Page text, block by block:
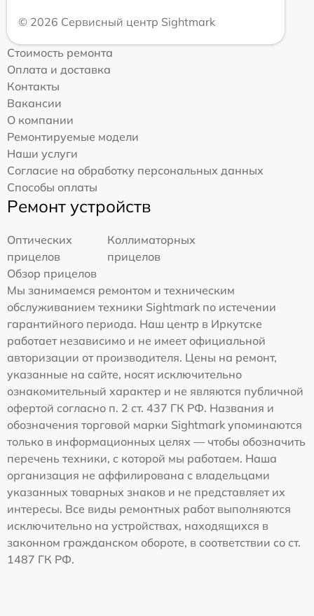
© 2026 Сервисный центр Sightmark
Стоимость ремонта
Оплата и доставка
Контакты
Вакансии
О компании
Ремонтируемые модели
Наши услуги
Согласие на обработку персональных данных
Способы оплаты
Ремонт устройств
Оптических
прицелов
Коллиматорных
прицелов
Обзор прицелов
Мы занимаемся ремонтом и техническим
обслуживанием техники Sightmark по истечении
гарантийного периода. Наш центр в Иркутске
работает независимо и не имеет официальной
авторизации от производителя. Цены на ремонт,
указанные на сайте, носят исключительно
ознакомительный характер и не являются публичной
офертой согласно п. 2 ст. 437 ГК РФ. Названия и
обозначения торговой марки Sightmark упоминаются
только в информационных целях — чтобы обозначить
перечень техники, с которой мы работаем. Наша
организация не аффилирована с владельцами
указанных товарных знаков и не представляет их
интересы. Все виды ремонтных работ выполняются
исключительно на устройствах, находящихся в
законном гражданском обороте, в соответствии со ст.
1487 ГК РФ.